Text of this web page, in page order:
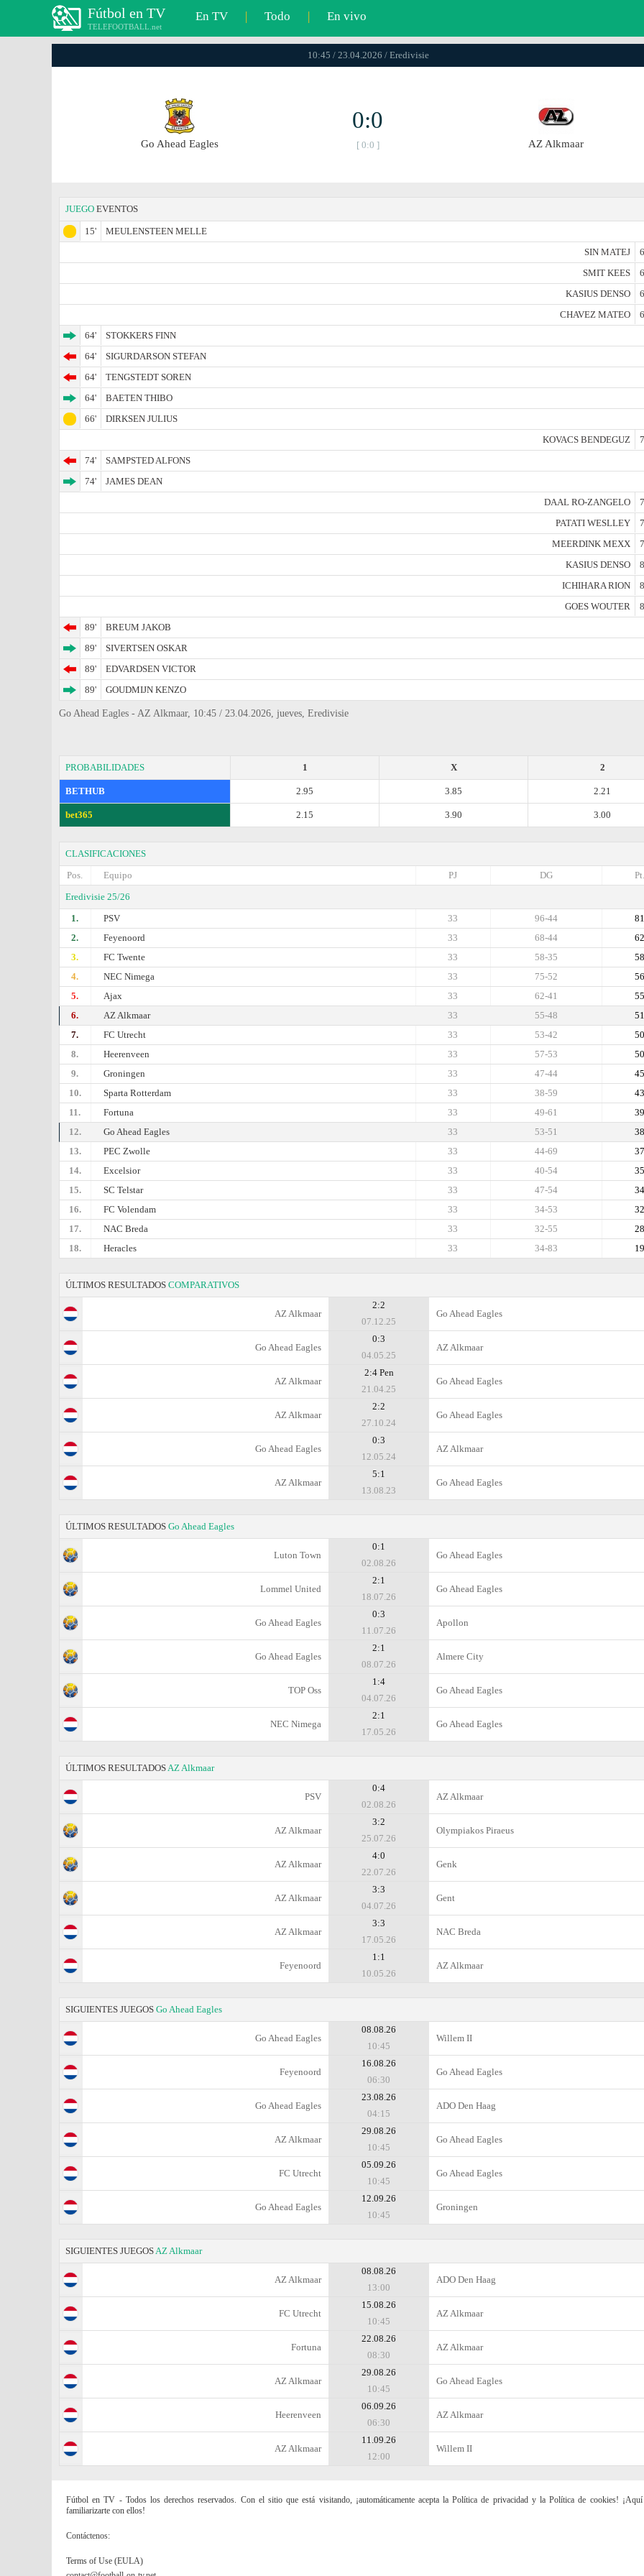
Fútbol en TV
TELEFOOTBALL.net
En TV | Todo | En vivo
10:45 / 23.04.2026 / Eredivisie
Go Ahead Eagles
0:0
[ 0:0 ] AZ Alkmaar
JUEGO EVENTOS
15'
MEULENSTEEN MELLE
SIN MATEJ
SMIT KEES
KASIUS DENSO
CHAVEZ MATEO
64'
STOKKERS FINN
64'
SIGURDARSON STEFAN
64'
TENGSTEDT SOREN
64'
BAETEN THIBO
66'
DIRKSEN JULIUS
KOVACS BENDEGUZ
74'
SAMPSTED ALFONS
74'
JAMES DEAN
DAAL RO-ZANGELO
PATATI WESLLEY
MEERDINK MEXX
KASIUS DENSO
ICHIHARA RION
GOES WOUTER
89'
BREUM JAKOB
89'
SIVERTSEN OSKAR
89'
EDVARDSEN VICTOR
89'
GOUDMIJN KENZO
Go Ahead Eagles - AZ Alkmaar, 10:45 / 23.04.2026, jueves, Eredivisie
PROBABILIDADES 2
X
1
BETHUB 2.21
3.85
2.95
bet365 3.00
3.90
2.15
CLASIFICACIONES
Pos.
Equipo Pt.
DG
PJ
Eredivisie 25/26
1.
PSV 81
96-44
33
2.
Feyenoord 62
68-44
33
3.
FC Twente 58
58-35
33
4.
NEC Nimega 56
75-52
33
5.
Ajax 55
62-41
33
6.
AZ Alkmaar 51
55-48
33
7.
FC Utrecht 50
53-42
33
8.
Heerenveen 50
57-53
33
9.
Groningen 45
47-44
33
10.
Sparta Rotterdam 43
38-59
33
11.
Fortuna 39
49-61
33
12.
Go Ahead Eagles 38
53-51
33
13.
PEC Zwolle 37
44-69
33
14.
Excelsior 35
40-54
33
15.
SC Telstar 34
47-54
33
16.
FC Volendam 32
34-53
33
17.
NAC Breda 28
32-55
33
18.
Heracles 19
34-83
33
ÚLTIMOS RESULTADOS COMPARATIVOS
AZ Alkmaar
2:2
07.12.25
Go Ahead Eagles
Go Ahead Eagles
0:3
04.05.25
AZ Alkmaar
AZ Alkmaar
2:4 Pen
21.04.25
Go Ahead Eagles
AZ Alkmaar
2:2
27.10.24
Go Ahead Eagles
Go Ahead Eagles
0:3
12.05.24
AZ Alkmaar
AZ Alkmaar
5:1
13.08.23
Go Ahead Eagles
ÚLTIMOS RESULTADOS Go Ahead Eagles
Luton Town
0:1
02.08.26
Go Ahead Eagles
Lommel United
2:1
18.07.26
Go Ahead Eagles
Go Ahead Eagles
0:3
11.07.26
Apollon
Go Ahead Eagles
2:1
08.07.26
Almere City
TOP Oss
1:4
04.07.26
Go Ahead Eagles
NEC Nimega
2:1
17.05.26
Go Ahead Eagles
ÚLTIMOS RESULTADOSAZ Alkmaar
PSV
0:4
02.08.26
AZ Alkmaar
AZ Alkmaar
3:2
25.07.26
Olympiakos Piraeus
AZ Alkmaar
4:0
22.07.26
Genk
AZ Alkmaar
3:3
04.07.26
Gent
AZ Alkmaar
3:3
17.05.26
NAC Breda
Feyenoord
1:1
10.05.26
AZ Alkmaar
SIGUIENTES JUEGOS Go Ahead Eagles
Go Ahead Eagles
08.08.26
10:45
Willem II
Feyenoord
16.08.26
06:30
Go Ahead Eagles
Go Ahead Eagles
23.08.26
04:15
ADO Den Haag
AZ Alkmaar
29.08.26
10:45
Go Ahead Eagles
FC Utrecht
05.09.26
10:45
Go Ahead Eagles
Go Ahead Eagles
12.09.26
10:45
Groningen
SIGUIENTES JUEGOSAZ Alkmaar
AZ Alkmaar
08.08.26
13:00
ADO Den Haag
FC Utrecht
15.08.26
10:45
AZ Alkmaar
Fortuna
22.08.26
08:30
AZ Alkmaar
AZ Alkmaar
29.08.26
10:45
Go Ahead Eagles
Heerenveen
06.09.26
06:30
AZ Alkmaar
AZ Alkmaar
11.09.26
12:00
Willem II
Fútbol en TV - Todos los derechos reservados. Con el sitio que está visitando, ¡automáticamente acepta la Política de privacidad y la Política de cookies! ¡Aquí
familiarizarte con ellos!
Contáctenos:
Terms of Use (EULA)